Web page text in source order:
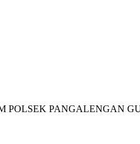
POLSEK PANGALENGAN